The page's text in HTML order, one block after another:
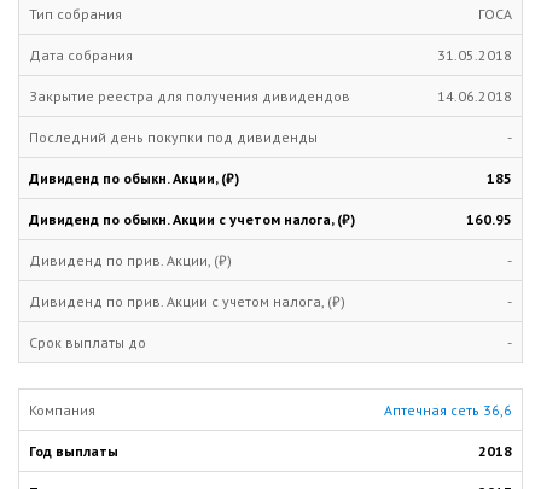
ГОСА
31.05.2018
14.06.2018
-
185
160.95
-
-
-
Аптечная сеть 36,6
2018